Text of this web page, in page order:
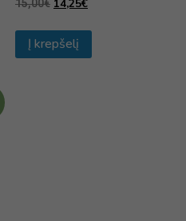
15,00€ 14,25€
Į krepšelį